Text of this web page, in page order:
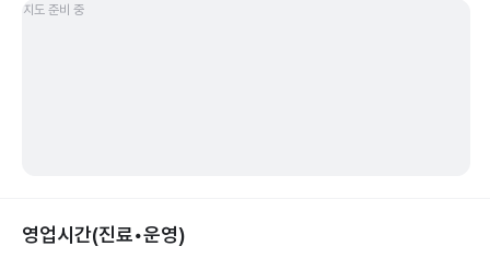
지도 준비 중
영업시간(진료•운영)